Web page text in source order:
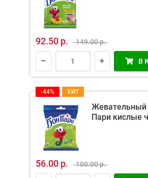
92.50 р. 149.00 р.
В
-44% ХИТ
Пари кислые
56.00 р. 100.00 р.